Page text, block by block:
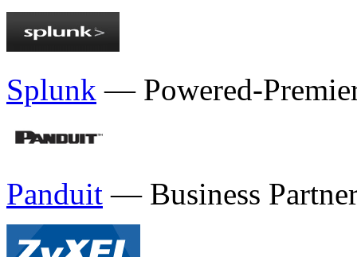
Splunk — Powered-
Panduit — Business